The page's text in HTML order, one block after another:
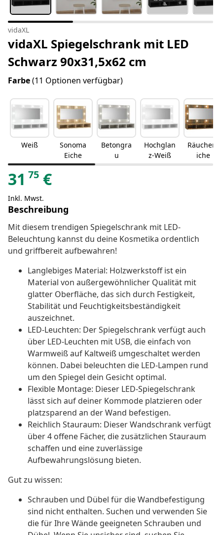
vidaXL
vidaXL Spiegelschrank mit LED
Schwarz 90x31,5x62 cm
Farbe(11 Optionen verfügbar)
Weiß
Sonoma
Eiche
Betongra
u
Hochglan
z-Weiß
Räuchere
iche
31 75 €
Inkl. Mwst.
Beschreibung
Mit diesem trendigen Spiegelschrank mit LED-
Beleuchtung kannst du deine Kosmetika ordentlich
und griffbereit aufbewahren!
Langlebiges Material: Holzwerkstoff ist ein
Material von außergewöhnlicher Qualität mit
glatter Oberfläche, das sich durch Festigkeit,
Stabilität und Feuchtigkeitsbeständigkeit
auszeichnet.
LED-Leuchten: Der Spiegelschrank verfügt auch
über LED-Leuchten mit USB, die einfach von
Warmweiß auf Kaltweiß umgeschaltet werden
können. Dabei beleuchten die LED-Lampen rund
um den Spiegel dein Gesicht optimal.
Flexible Montage: Dieser LED-Spiegelschrank
lässt sich auf deiner Kommode platzieren oder
platzsparend an der Wand befestigen.
Reichlich Stauraum: Dieser Wandschrank verfügt
über 4 offene Fächer, die zusätzlichen Stauraum
schaffen und eine zuverlässige
Aufbewahrungslösung bieten.
Gut zu wissen:
Schrauben und Dübel für die Wandbefestigung
sind nicht enthalten. Suchen und verwenden Sie
die für Ihre Wände geeigneten Schrauben und